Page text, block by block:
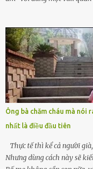
cưới cô để có con. Không
khóc lóc,” anh ta gằn
Tiếng cánh cửa đóng lại,
đứng chết lặng giữa cơn
mất sớm. Tôi chẳng có anh
ai thân thiết đến mức có
bận rộn với gia đình riêng
xuân vào người chồng ấy
chiếc xe buýt cuối ngày,
Ông bà chăm cháu mà nói
nhất là điều đầu tiên
Thực tế thì kể cả người
Nhưng dùng cách này sẽ